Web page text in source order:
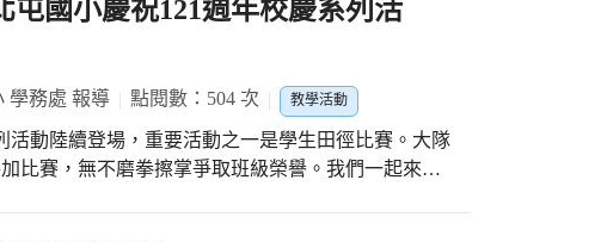
屯國小慶祝121週年校慶系列活
學務處 報導 點閱數：504 次 教學活動
活動陸續登場，重要活動之一是學生田徑比賽。大隊
比賽，無不磨拳擦掌爭取班級榮譽。我們一起來為